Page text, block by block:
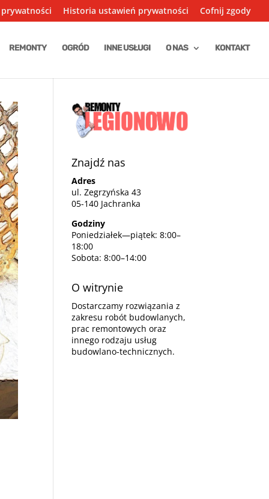
Historia ustawień prywatności Cofnij zgody
REMONTY OGRÓD INNE USŁUGI O NAS KONTAKT
Znajdź nas
Adres
ul. Zegrzyńska 43
05-140 Jachranka
Godziny
Poniedziałek—piątek: 8:00–
18:00
Sobota: 8:00–14:00
O witrynie
Dostarczamy rozwiązania z
zakresu robót budowlanych,
prac remontowych oraz
innego rodzaju usług
budowlano-technicznych.